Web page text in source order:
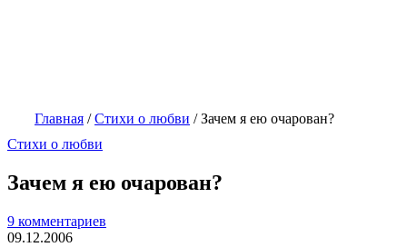
Главная /Стихи о любви /Зачем я ею очарован?
Стихи о любви
Зачем я ею очарован?
9 комментариев
09.12.2006